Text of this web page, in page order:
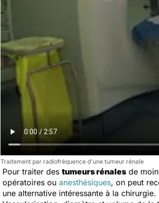
Traitement par radiofréquence d'une tumeur rénale
Pour traiter des tumeurs rénales de
opératoires ou anesthésiques, on peut
une alternative intéressante à la chirurgie.